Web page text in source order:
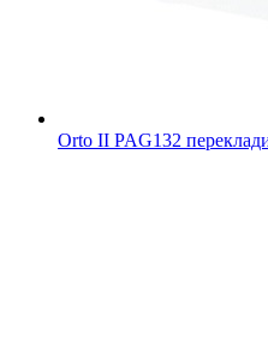
Orto II PAG132